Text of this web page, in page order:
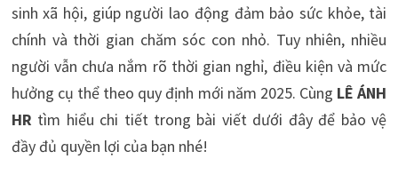
sinh xã hội, giúp người lao động đảm bảo sức khỏe, tài
chính và thời gian chăm sóc con nhỏ. Tuy nhiên, nhiều
người vẫn chưa nắm rõ thời gian nghỉ, điều kiện và mức
hưởng cụ thể theo quy định mới năm 2025. Cùng LÊ ÁNH
HR tìm hiểu chi tiết trong bài viết dưới đây để bảo vệ
đầy đủ quyền lợi của bạn nhé!